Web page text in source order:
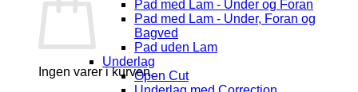
Ingen varer i kurven.
Pad med Lam - Under og Foran
Pad med Lam - Under, Foran og
Bagved
Pad uden Lam
Underlag
Open Cut